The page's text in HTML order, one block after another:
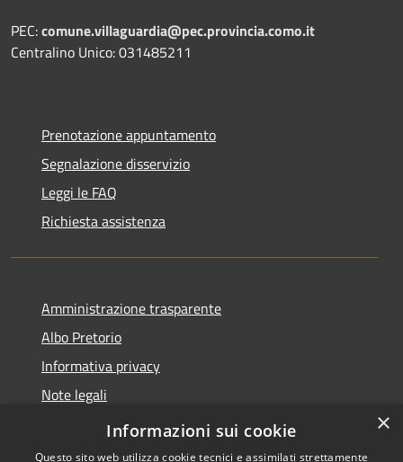
PEC:comune.villaguardia@pec.provincia.como.it
Centralino Unico: 031485211
Prenotazione appuntamento
Segnalazione disservizio
Leggi le FAQ
Richiesta assistenza
Amministrazione trasparente
Albo Pretorio
Informativa privacy
Note legali
Dichiarazione di accessibilità
×
Informazioni sui cookie
Questo sito web utilizza cookie tecnici e assimilati strettamente